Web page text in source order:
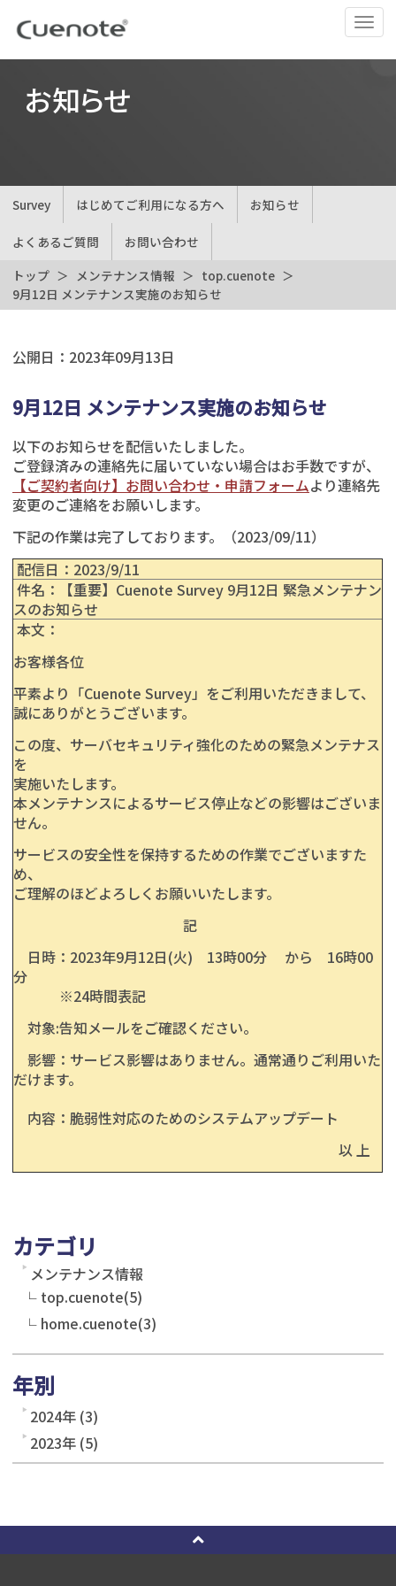
ナ
ビ
ゲ
切
お知らせ
Survey はじめてご利用になる方へ お知らせ
よくあるご質問
お問い合わせ
トップ
メンテナンス情報
top.cuenote
9月12日 メンテナンス実施のお知らせ
公開日： 2023年09月13日
9月12日 メンテナンス実施のお知らせ
以下のお知らせを配信いたしました。
ご登録済みの連絡先に届いていない場合はお手数ですが、
【ご契約者向け】お問い合わせ・申請フォームより連絡先
変更のご連絡をお願いします。
下記の作業は完了しております。（2023/09/11）
配信日：2023/9/11
件名：【重要】Cuenote Survey 9月12日 緊急メンテナン
スのお知らせ
本文：
お客様各位
平素より「Cuenote Survey」をご利用いただきまして、
誠にありがとうございます。
この度、サーバセキュリティ強化のための緊急メンテナス
を
実施いたします。
本メンテナンスによるサービス停止などの影響はございま
せん。
サービスの安全性を保持するための作業でございますた
め、
ご理解のほどよろしくお願いいたします。
記
日時：2023年9月12日(火) 13時00分 から 16時00
分
※24時間表記
対象:告知メールをご確認ください。
影響：サービス影響はありません。通常通りご利用いた
だけます。
内容：脆弱性対応のためのシステムアップデート
以 上
カテゴリ
メンテナンス情報
top.cuenote(5)
home.cuenote(3)
年別
2024年 (3)
2023年 (5)